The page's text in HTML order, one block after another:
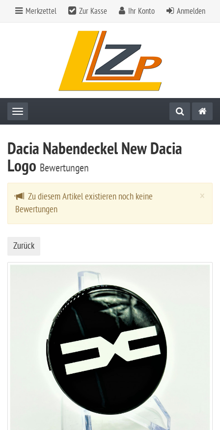
Merkzettel Zur Kasse Ihr Konto Anmelden
Toggle navigation
Dacia Nabendeckel New Dacia
Logo Bewertungen
×
Zu diesem Artikel existieren noch keine
Bewertungen
Zurück